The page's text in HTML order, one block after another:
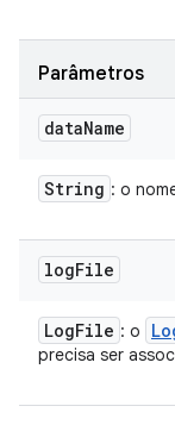
Parâmetros
dataName
String : o
logFile
LogFile : o
precisa ser